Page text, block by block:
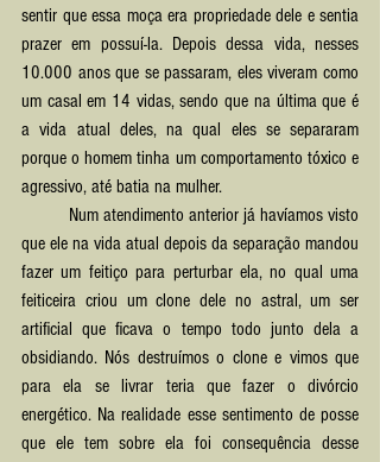
sentir que essa moça era propriedade dele e sentia
prazer em possuí-la. Depois dessa vida, nesses
10.000 anos que se passaram, eles viveram como
um casal em 14 vidas, sendo que na última que é
a vida atual deles, na qual eles se separaram
porque o homem tinha um comportamento tóxico e
agressivo, até batia na mulher.
que ele na vida atual depois da separação mandou
fazer um feitiço para perturbar ela, no qual uma
feiticeira criou um clone dele no astral, um ser
artificial que ficava o tempo todo junto dela a
obsidiando. Nós destruímos o clone e vimos que
para ela se livrar teria que fazer o divórcio
energético. Na realidade esse sentimento de posse
que ele tem sobre ela foi consequência desse